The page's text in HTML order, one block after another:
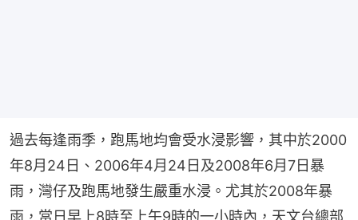
過去每逢雨季，跑馬地均會受水浸影響，其中於2000
年8月24日、2006年4月24日及2008年6月7日暴
雨，灣仔及跑馬地發生嚴重水浸。尤其於2008年暴
雨，當日早上8時至上午9時的一小時內，天文台總部